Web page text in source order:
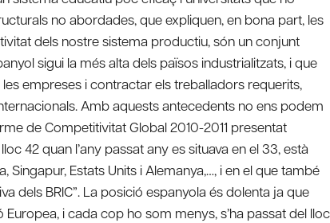
no abordades, que expliquen, en bona part, les
dels nostre sistema productiu, són un conjunt
sigui la més alta dels països industrialitzats, i que
empreses i contractar els treballadors requerits,
Amb aquests antecedents no ens podem
de Competitivitat Global 2010-2011 presentat
42 quan l’any passat any es situava en el 33, està
Estats Units i Alemanya,…, i en el que també
dels BRIC”. La posició espanyola és dolenta ja que
i cada cop ho som menys, s’ha passat del lloc